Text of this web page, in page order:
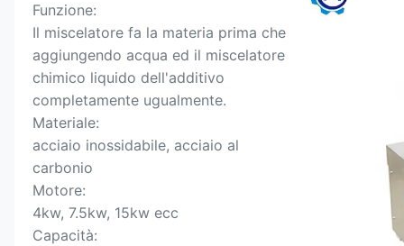
Funzione:
Il miscelatore fa la materia prima che
aggiungendo acqua ed il miscelatore
chimico liquido dell'additivo
completamente ugualmente.
Materiale:
acciaio inossidabile, acciaio al
carbonio
Motore:
4kw, 7.5kw, 15kw ecc
Capacità: